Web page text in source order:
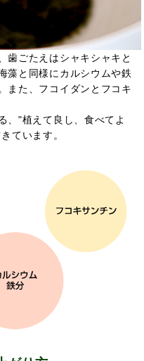
歯ごたえはシャキシャキと
藻と同様にカルシウムや鉄
また、フコイダンとフコキ
、"植えて良し、食べてよ
ています。